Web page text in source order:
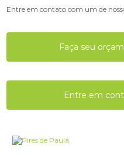
Entre em contato com um de
Faça seu
Entre em